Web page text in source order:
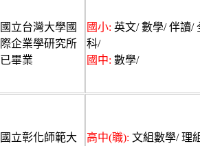
國立台灣大學國
際企業學研究所
已畢業
國小: 英文/ 數學/ 伴讀/
科/
國中: 數學/
國立彰化師範大
高中(職): 文組數學/ 理